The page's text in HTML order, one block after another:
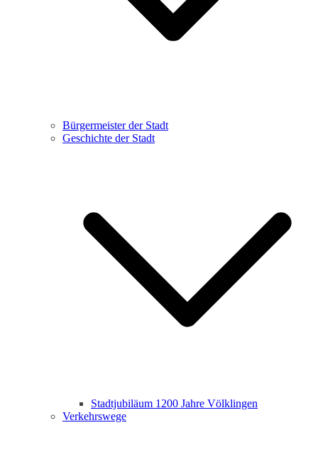
Bürgermeister der Stadt
Geschichte der Stadt
Stadtjubiläum 1200 Jahre Völklingen
Verkehrswege